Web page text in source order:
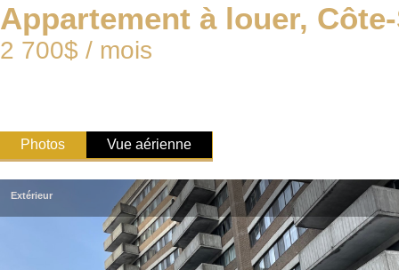
Appartement à louer,
2 700$ / mois
Photos Vue aérienne
Extérieur